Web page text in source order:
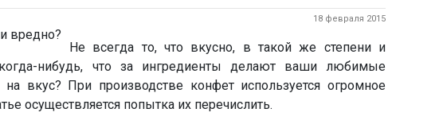
18 февраля 2015
Не всегда то, что вкусно, в такой же степени и
нибудь, что за ингредиенты делают ваши любимые
вкус? При производстве конфет используется огромное
осуществляется попытка их перечислить.